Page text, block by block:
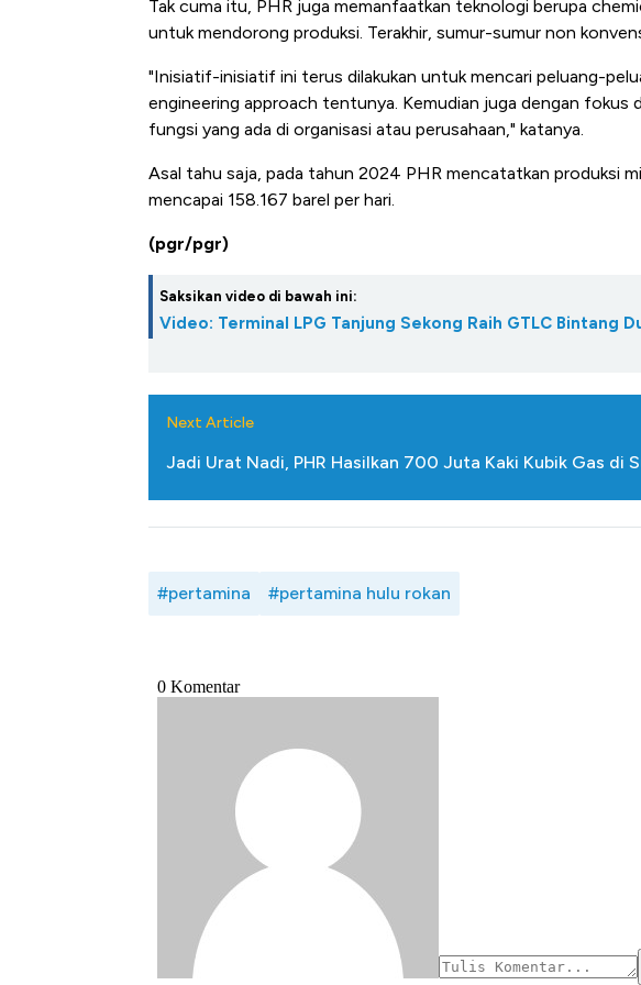
Tak cuma itu, PHR juga memanfaatkan teknologi berupa
untuk mendorong produksi. Terakhir, sumur-sumur non
"Inisiatif-inisiatif ini terus dilakukan untuk mencari peluang-
engineering approach tentunya. Kemudian juga dengan fokus
fungsi yang ada di organisasi atau perusahaan," katanya.
Asal tahu saja, pada tahun 2024 PHR mencatatkan produksi
mencapai 158.167 barel per hari.
(pgr/pgr)
Saksikan video di bawah ini:
Video: Terminal LPG Tanjung Sekong Raih GTLC Bintang
Next Article
Jadi Urat Nadi, PHR Hasilkan 700 Juta Kaki Kubik Gas di
#pertamina #pertamina hulu rokan
Tembaga Terbang ke Zona Berbahaya